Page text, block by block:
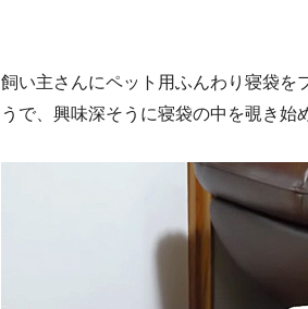
飼い主さんにペット用ふんわり寝袋を
うで、興味深そうに寝袋の中を覗き始